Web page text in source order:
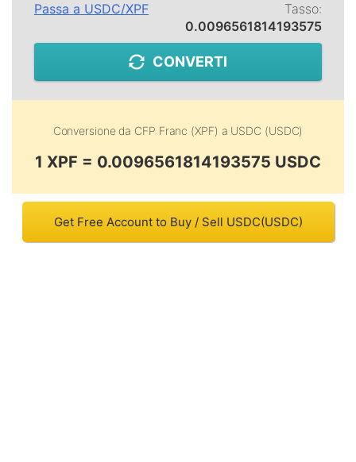
Passa a USDC/XPF
Tasso:
0.0096561814193575
CONVERTI
Conversione da CFP Franc (XPF) a USDC (USDC)
1 XPF = 0.0096561814193575 USDC
Get Free Account to Buy / Sell USDC(USDC)